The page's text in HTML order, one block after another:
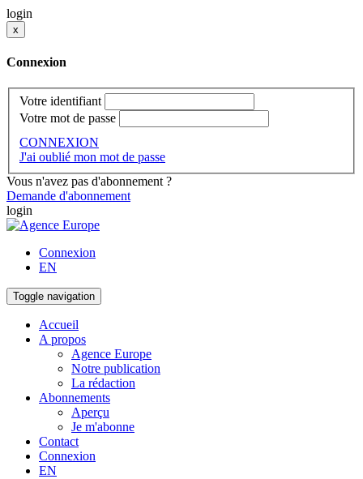
login
x
Connexion
Votre identifiant
Votre mot de passe
CONNEXION
J'ai oublié mon mot de passe
Vous n'avez pas d'abonnement ?
Demande d'abonnement
login
Connexion
EN
Toggle navigation
Accueil
A propos
Agence Europe
Notre publication
La rédaction
Abonnements
Aperçu
Je m'abonne
Contact
Connexion
EN